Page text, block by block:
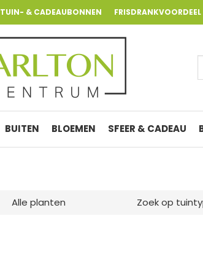
TUIN- & CADEAUBONNEN FRISDRANKVOORDEEL
BUITEN BLOEMEN SFEER & CADEAU
Alle planten Zoek op